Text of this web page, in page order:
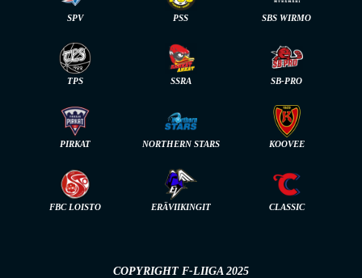
SPV PSS SBS WIRMO
TPS SSRA SB-PRO
PIRKAT NORTHERN STARS KOOVEE
FBC LOISTO ERÄVIIKINGIT CLASSIC
COPYRIGHT F-LIIGA 2025